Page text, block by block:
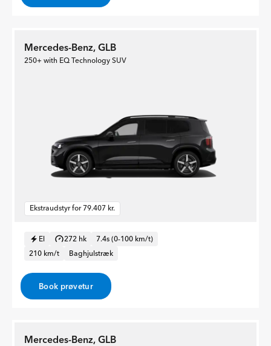
Mercedes-Benz, GLB
250+ with EQ Technology SUV
Ekstraudstyr for 79.407 kr.
El 272 hk
7.4s (0-100 km/t)
210 km/t
Baghjulstræk
Book prøvetur
Mercedes-Benz, GLB